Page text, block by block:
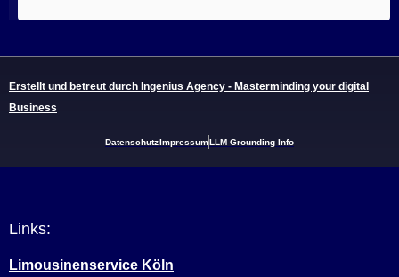
Erstellt und betreut durch Ingenius Agency - Masterminding your digital
Business
DatenschutzImpressumLLM Grounding Info
Links:
Limousinenservice Köln